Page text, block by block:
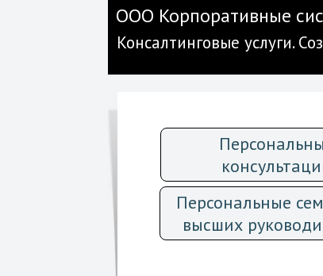
ООО Корпоративные
Консалтинговые услуги.
Персональные
высших